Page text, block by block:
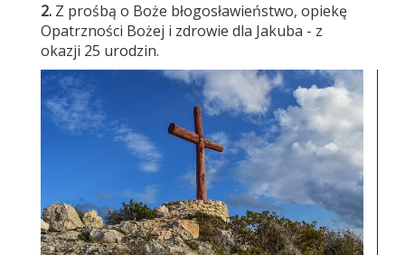
2. Z prośbą o Boże błogosławieństwo, opiekę
Opatrzności Bożej i zdrowie dla Jakuba - z
okazji 25 urodzin.